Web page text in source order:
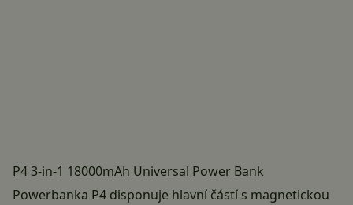
P4 3-in-1 18000mAh Universal Power Bank
Powerbanka P4 disponuje hlavní částí s magnetickou